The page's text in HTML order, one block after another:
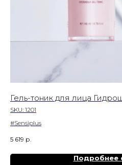
Гель-тоник для лица
SKU: 1201
#Sensiplus
5 619 р.
Подробнее